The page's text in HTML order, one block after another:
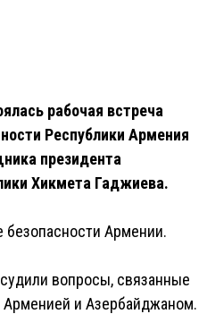
рабочая встреча
Республики Армения
президента
Хикмета Гаджиева.
Армении.
вопросы, связанные
и Азербайджаном.